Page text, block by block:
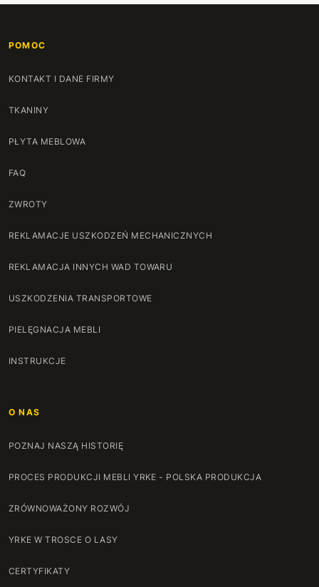
POMOC
KONTAKT I DANE FIRMY
TKANINY
PŁYTA MEBLOWA
FAQ
ZWROTY
REKLAMACJE USZKODZEŃ MECHANICZNYCH
REKLAMACJA INNYCH WAD TOWARU
USZKODZENIA TRANSPORTOWE
PIELĘGNACJA MEBLI
INSTRUKCJE
O NAS
POZNAJ NASZĄ HISTORIĘ
PROCES PRODUKCJI MEBLI YRKE - POLSKA PRODUKCJA
ZRÓWNOWAŻONY ROZWÓJ
YRKE W TROSCE O LASY
CERTYFIKATY